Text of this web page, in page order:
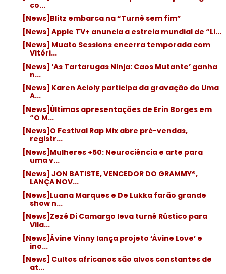
co...
[News]Blitz embarca na “Turnê sem fim”
[News] Apple TV+ anuncia a estreia mundial de “Li...
[News] Muato Sessions encerra temporada com
Vitóri...
[News] ‘As Tartarugas Ninja: Caos Mutante’ ganha
n...
[News] Karen Acioly participa da gravação do Uma
A...
[News]Últimas apresentações de Erin Borges em
“O M...
[News]O Festival Rap Mix abre pré-vendas,
registr...
[News]Mulheres +50: Neurociência e arte para
uma v...
[News] JON BATISTE, VENCEDOR DO GRAMMY®,
LANÇA NOV...
[News]Luana Marques e De Lukka farão grande
show n...
[News]Zezé Di Camargo leva turnê Rústico para
Vila...
[News]Ávine Vinny lança projeto ‘Ávine Love’ e
ino...
[News] Cultos africanos são alvos constantes de
at...